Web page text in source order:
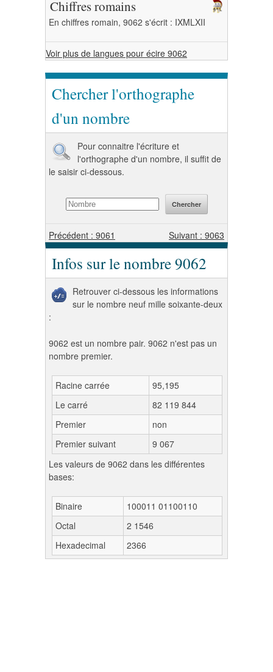
Chiffres romains
En chiffres romain, 9062 s'écrit : IXMLXII
Voir plus de langues pour écire 9062
Chercher l'orthographe
d'un nombre
Pour connaitre l'écriture et
l'orthographe d'un nombre, il suffit de
le saisir ci-dessous.
Précédent : 9061 Suivant : 9063
Infos sur le nombre 9062
Retrouver ci-dessous les informations
sur le nombre neuf mille soixante-deux
:
9062 est un nombre pair. 9062 n'est pas un
nombre premier.
Racine carrée
95,195
Le carré
82 119 844
Premier
non
Premier suivant
9 067
Les valeurs de 9062 dans les différentes
bases:
Binaire
100011 01100110
Octal
2 1546
Hexadecimal
2366